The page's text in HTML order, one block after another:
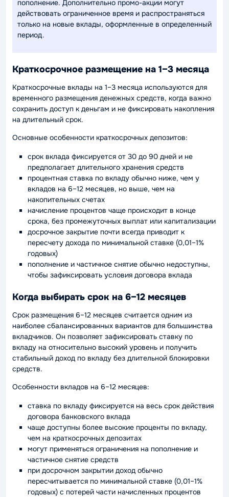
пополнение. Дополнительно промо-акции могут
действовать ограниченное время и распространяться
только на новые вклады, оформленные в определенный
период.
Краткосрочное размещение на 1–3 месяца
Краткосрочные вклады на 1–3 месяца используются для
временного размещения денежных средств, когда важно
сохранить доступ к деньгам и не фиксировать накопления
на длительный срок.
Основные особенности краткосрочных депозитов:
срок вклада фиксируется от 30 до 90 дней и не
предполагает длительного хранения средств
процентная ставка по вкладу обычно ниже, чем у
вкладов на 6–12 месяцев, но выше, чем на
накопительных счетах
начисление процентов чаще происходит в конце
срока, без промежуточных выплат или капитализации
досрочное закрытие почти всегда приводит к
пересчету дохода по минимальной ставке (0,01–1%
годовых)
пополнение и частичное снятие обычно недоступны,
чтобы зафиксировать условия договора вклада
Когда выбирать срок на 6–12 месяцев
Срок размещения 6–12 месяцев считается одним из
наиболее сбалансированных вариантов для большинства
вкладчиков. Он позволяет зафиксировать ставку по
вкладу на относительно высокий уровень и получить
стабильный доход по вкладу без длительной блокировки
средств.
Особенности вкладов на 6–12 месяцев:
ставка по вкладу фиксируется на весь срок действия
договора банковского вклада
чаще доступны более высокие проценты по вкладу,
чем на краткосрочных депозитах
могут применяться ограничения на пополнение и
частичное снятие средств
при досрочном закрытии доход обычно
пересчитывается по минимальной ставке (0,01–1%
годовых) с потерей части начисленных процентов